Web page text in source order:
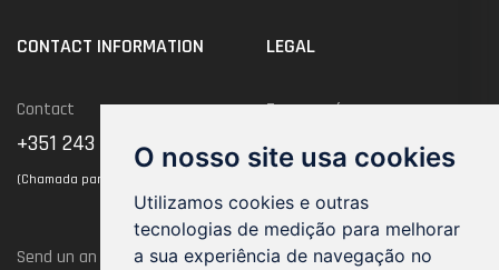
O nosso site usa cookies
Utilizamos cookies e outras
tecnologias de medição para melhorar
a sua experiência de navegação no
CONTACT INFORMATION
Contact
+351 243 102 128
(Chamada para rede fixa nacional)
Send un an Email
LEGAL
Termos of use